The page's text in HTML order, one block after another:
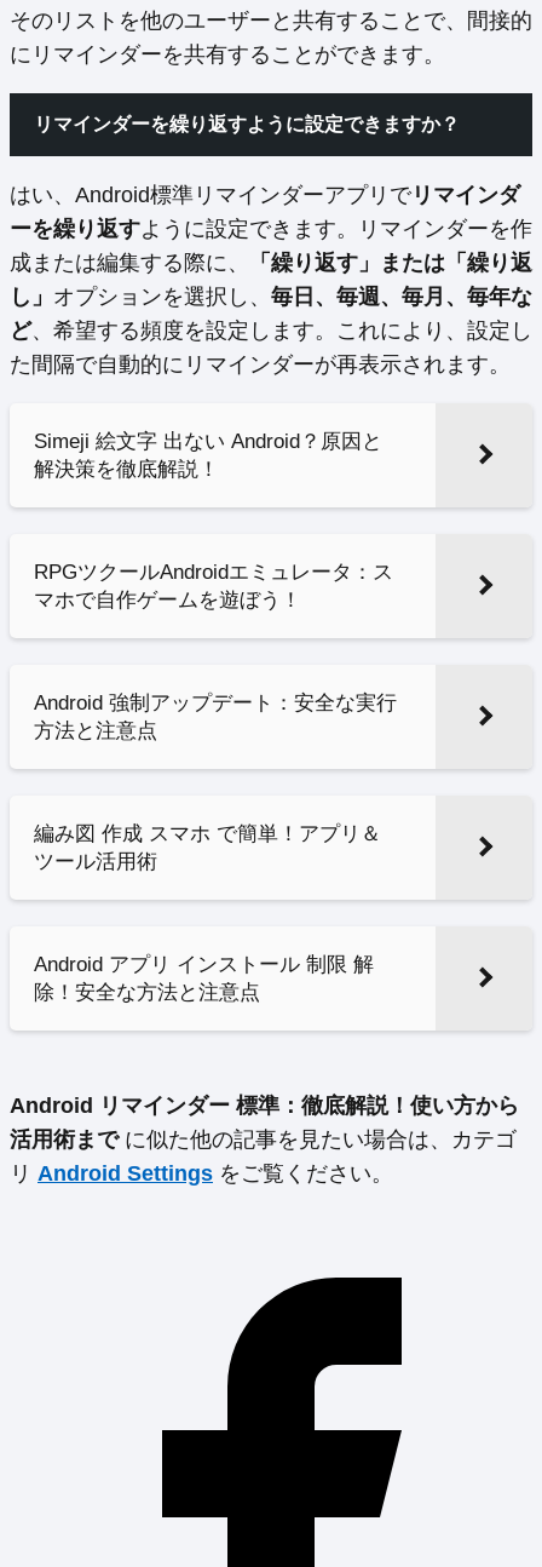
そのリストを他のユーザーと共有することで、間接的
にリマインダーを共有することができます。
リマインダーを繰り返すように設定できますか？
はい、Android標準リマインダーアプリでリマインダ
ーを繰り返すように設定できます。リマインダーを作
成または編集する際に、
「繰り返す」または「繰り返
し」 オプションを選択し、 毎日、毎週、毎月、毎年な
ど、希望する頻度を設定します。これにより、設定し
た間隔で自動的にリマインダーが再表示されます。
Simeji 絵文字 出ない Android？原因と
解決策を徹底解説！
RPGツクールAndroidエミュレータ：ス
マホで自作ゲームを遊ぼう！
Android 強制アップデート：安全な実行
方法と注意点
編み図 作成 スマホ で簡単！アプリ＆
ツール活用術
Android アプリ インストール 制限 解
除！安全な方法と注意点
Android リマインダー 標準：徹底解説！使い方から
活用術までに似た他の記事を見たい場合は、カテゴ
リ Android Settings をご覧ください。